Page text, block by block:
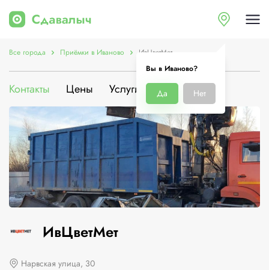
Вы в Иваново?
Да Нет
Все города Приёмки в Иваново ИвЦветМет
Контакты Цены Услуги О компании
ИвЦветМет
Нарвская улица, 30